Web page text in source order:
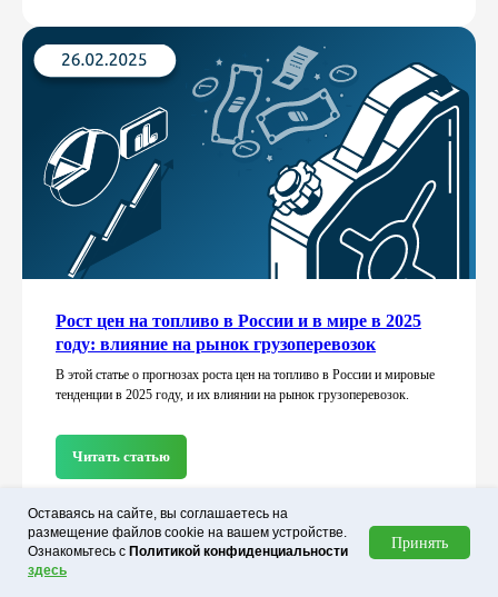
Рост цен на топливо в России и в мире в 2025
году: влияние на рынок грузоперевозок
В этой статье о прогнозах роста цен на топливо в России и мировые
тенденции в 2025 году, и их влиянии на рынок грузоперевозок.
Читать статью
Оставаясь на сайте, вы соглашаетесь на
размещение файлов cookie на вашем устройстве.
Ознакомьтесь с Политикой конфиденциальности
здесь
Принять